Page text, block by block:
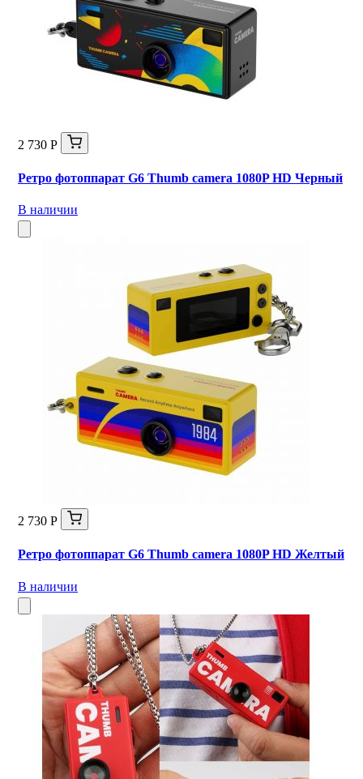
2 730 Р
Ретро фотоппарат G6 Thumb camera 1080P HD Черный
В наличии
2 730 Р
Ретро фотоппарат G6 Thumb camera 1080P HD Желтый
В наличии